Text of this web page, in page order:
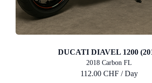
DUCATI DIAVEL 1200
2018 Carbon FL
112.00 CHF / Day